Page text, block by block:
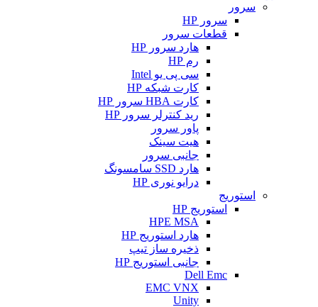
سرور
سرور HP
قطعات سرور
هارد سرور HP
رم HP
سی پی یو Intel
کارت شبکه HP
کارت HBA سرور HP
رید کنترلر سرور HP
پاور سرور
هیت سینک
جانبی سرور
هارد SSD سامسونگ
درایو نوری HP
استوریج
استوریج HP
HPE MSA
هارد استوریج HP
ذخیره ساز تیپ
جانبی استوریج HP
Dell Emc
EMC VNX
Unity